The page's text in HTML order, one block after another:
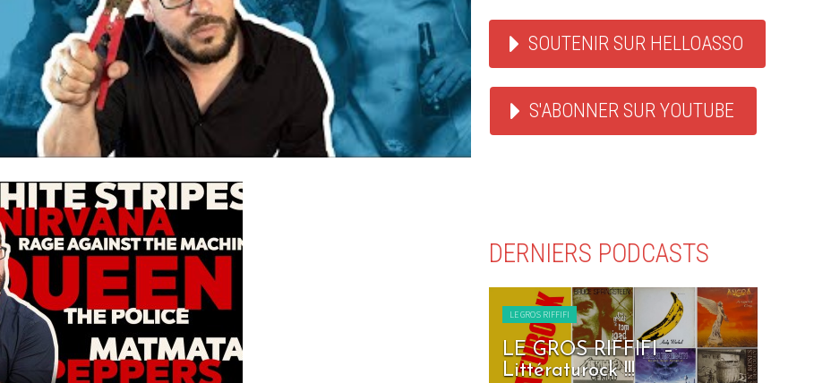
SOUTENIR SUR HELLOASSO
S'ABONNER SUR YOUTUBE
DERNIERS PODCASTS
LE GROS RIFFIFI
LE GROS RIFFIFI – Surfin’
The Covers !!!
LE GROS RIFFIFI
LE GROS RIFFIFI – Seven
Days To Rock !!!